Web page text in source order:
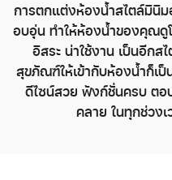
การตกแต่งห้องน้ำสไตล์มินิ
อบอุ่น ทำให้ห้องน้ำของคุณดู
อิสระ น่าใช้งาน เป็นอีกส
สุขภัณฑ์ให้เข้ากับห้องน้ำก็เ
ดีไซน์สวย ฟังก์ชั่นครบ ตอ
คลาย ในทุกช่วง